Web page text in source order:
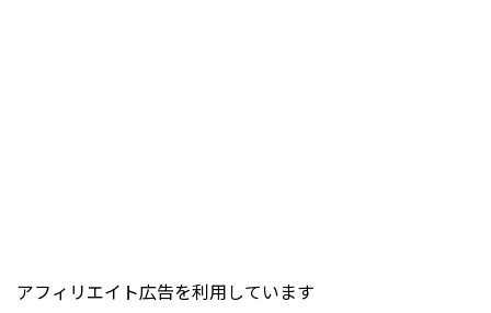
アフィリエイト広告を利用しています